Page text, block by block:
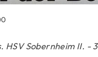
HSV Sobernheim II. -